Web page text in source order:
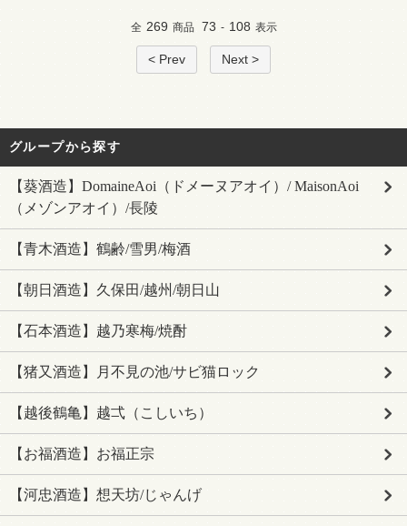
全 269 商品 73 - 108 表示
< Prev Next >
グループから探す
【葵酒造】DomaineAoi（ドメーヌアオイ）/ MaisonAoi
（メゾンアオイ）/長陵
【青木酒造】鶴齢/雪男/梅酒
【朝日酒造】久保田/越州/朝日山
【石本酒造】越乃寒梅/焼酎
【猪又酒造】月不見の池/サビ猫ロック
【越後鶴亀】越弌（こしいち）
【お福酒造】お福正宗
【河忠酒造】想天坊/じゃんげ